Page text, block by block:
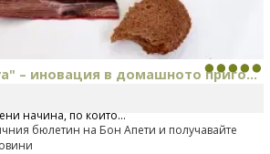
– иновация в домашното приго...
стартира предлагането на изцяло нов
начина, по който...
бюлетин на Бон Апети и получавайте